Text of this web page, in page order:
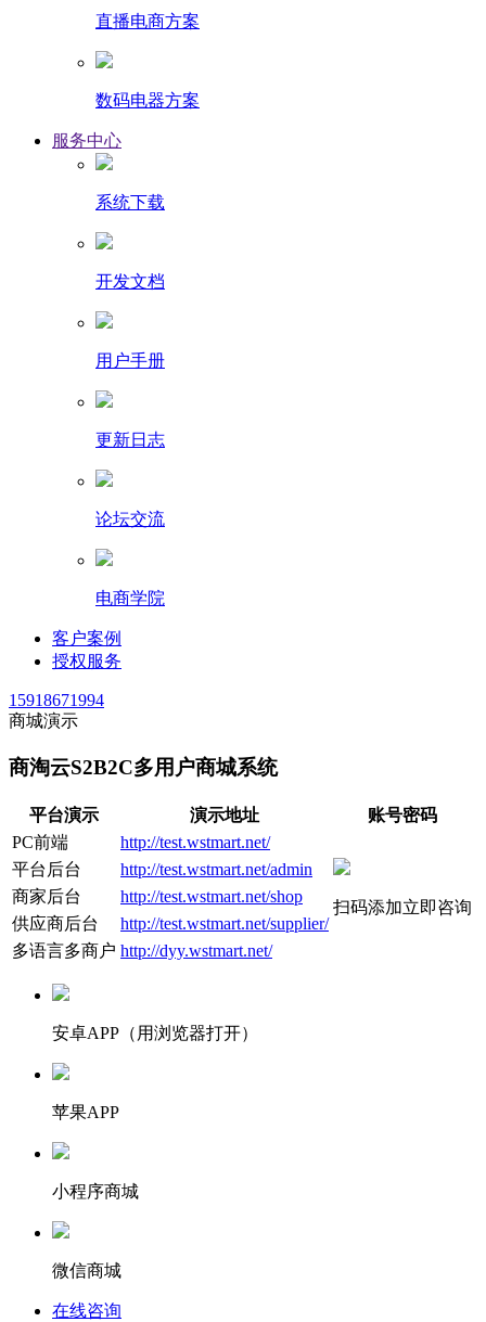
直播电商方案
数码电器方案
服务中心
系统下载
开发文档
用户手册
更新日志
论坛交流
电商学院
客户案例
授权服务
15918671994
商城演示
商淘云S2B2C多用户商城系统
平台演示 演示地址
账号密码
PC前端
http://test.wstmart.net/
扫码添加立即咨询
平台后台
http://test.wstmart.net/admin
商家后台
http://test.wstmart.net/shop
供应商后台
http://test.wstmart.net/supplier/
多语言多商户 http://dyy.wstmart.net/
安卓APP（用浏览器打开）
苹果APP
小程序商城
微信商城
在线咨询